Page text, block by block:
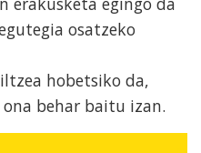
osatzeko
hobetsiko da,
behar baitu izan.